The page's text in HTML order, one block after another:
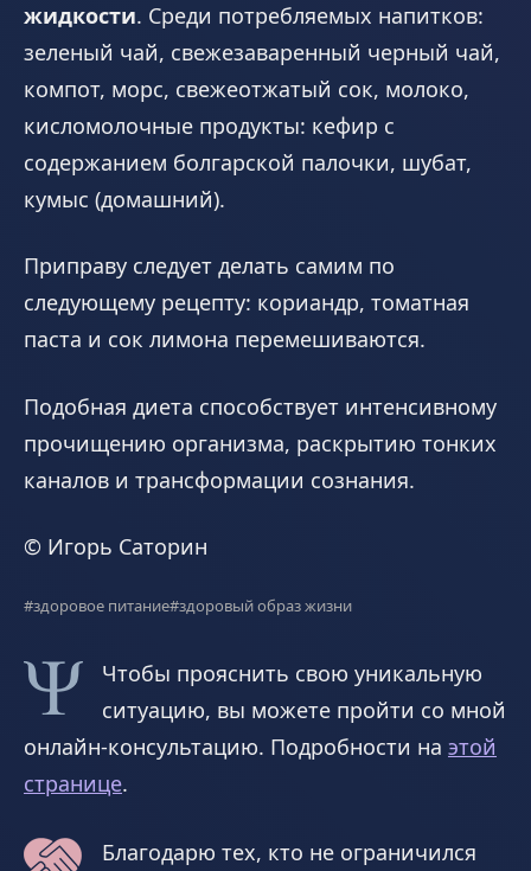
жидкости. Среди потребляемых напитков:
зеленый чай, свежезаваренный черный чай,
компот, морс, свежеотжатый сок, молоко,
кисломолочные продукты: кефир с
содержанием болгарской палочки, шубат,
кумыс (домашний).
Приправу следует делать самим по
следующему рецепту: кориандр, томатная
паста и сок лимона перемешиваются.
Подобная диета способствует интенсивному
прочищению организма, раскрытию тонких
каналов и трансформации сознания.
© Игорь Саторин
#здоровое питание#здоровый образ жизни
Чтобы прояснить свою уникальную
ситуацию, вы можете пройти со мной
онлайн-консультацию. Подробности на этой
странице.
Благодарю тех, кто не ограничился